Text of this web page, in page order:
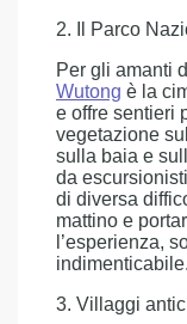
2. Il Parco
Per gli amanti
Wutong è la
e offre sentieri
vegetazione
sulla baia e
da
di diversa
mattino e
l’esperienza,
indimenticabile.
3. Villaggi